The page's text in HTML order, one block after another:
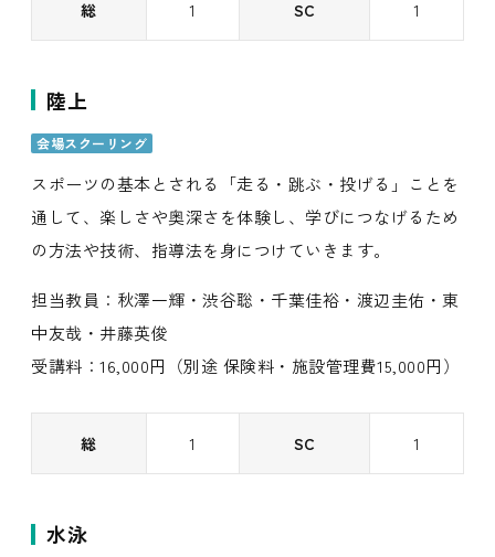
総 1 SC 1
陸上
会場スクーリング
スポーツの基本とされる「走る・跳ぶ・投げる」ことを
通して、楽しさや奥深さを体験し、学びにつなげるため
の方法や技術、指導法を身につけていきます。
担当教員：秋澤一輝・渋谷聡・千葉佳裕・渡辺圭佑・東
中友哉・井藤英俊
受講料：16,000円（別途 保険料・施設管理費15,000円）
総 1 SC 1
水泳